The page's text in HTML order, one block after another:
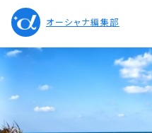
オーシャナ編集部